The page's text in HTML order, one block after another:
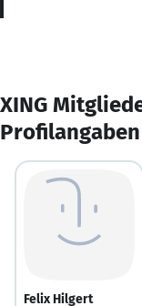
XING
Profilangaben
Felix Hilgert